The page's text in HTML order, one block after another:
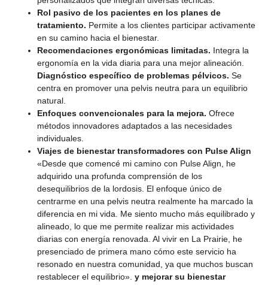
Rol pasivo de los pacientes en los planes de
tratamiento. Permite a los clientes participar activamente
en su camino hacia el bienestar.
Recomendaciones ergonómicas limitadas. Integra la
ergonomía en la vida diaria para una mejor alineación.
Diagnóstico específico de problemas pélvicos. Se
centra en promover una pelvis neutra para un equilibrio
natural.
Enfoques convencionales para la mejora. Ofrece
métodos innovadores adaptados a las necesidades
individuales.
Viajes de bienestar transformadores con Pulse Align
«Desde que comencé mi camino con Pulse Align, he
adquirido una profunda comprensión de los
desequilibrios de la lordosis. El enfoque único de
centrarme en una pelvis neutra realmente ha marcado la
diferencia en mi vida. Me siento mucho más equilibrado y
alineado, lo que me permite realizar mis actividades
diarias con energía renovada. Al vivir en La Prairie, he
presenciado de primera mano cómo este servicio ha
resonado en nuestra comunidad, ya que muchos buscan
restablecer el equilibrio». y mejorar su bienestar